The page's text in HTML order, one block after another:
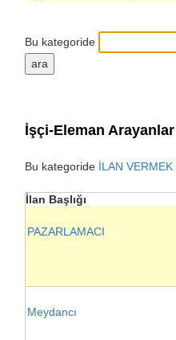
Bu kategoride
İşçi-Eleman Arayanlar
Bu kategoride İLAN VERMEK
İlan Başlığı
PAZARLAMACI
Meydancı